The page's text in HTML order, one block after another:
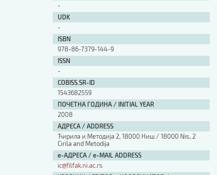
-
UDK
-
ISBN
978-86-7379-144-9
ISSN
-
COBISS.SR-ID
1543682559
ПОЧЕТНА ГОДИНА / INITIAL YEAR
2008
АДРЕСА / ADDRESS
Ћирила и Методија 2, 18000 Ниш / 18000 Nis, 2
Cirila and Metodija
е-АДРЕСА / e-MAIL ADDRESS
ic@filfak.ni.ac.rs